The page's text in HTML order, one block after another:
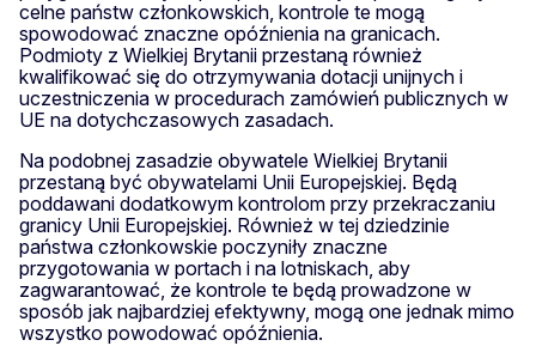
celne państw członkowskich, kontrole te mogą
spowodować znaczne opóźnienia na granicach.
Podmioty z Wielkiej Brytanii przestaną również
kwalifikować się do otrzymywania dotacji unijnych i
uczestniczenia w procedurach zamówień publicznych w
UE na dotychczasowych zasadach.
Na podobnej zasadzie obywatele Wielkiej Brytanii
przestaną być obywatelami Unii Europejskiej. Będą
poddawani dodatkowym kontrolom przy przekraczaniu
granicy Unii Europejskiej. Również w tej dziedzinie
państwa członkowskie poczyniły znaczne
przygotowania w portach i na lotniskach, aby
zagwarantować, że kontrole te będą prowadzone w
sposób jak najbardziej efektywny, mogą one jednak mimo
wszystko powodować opóźnienia.